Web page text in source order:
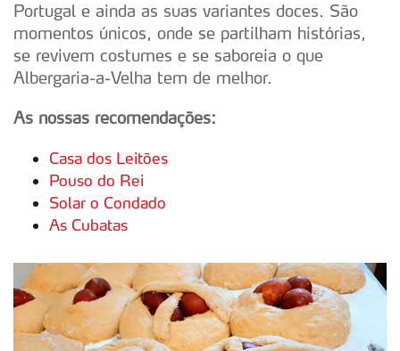
Portugal e ainda as suas variantes doces. São
momentos únicos, onde se partilham histórias,
se revivem costumes e se saboreia o que
Albergaria-a-Velha tem de melhor.
As nossas recomendações:
Casa dos Leitões
Pouso do Rei
Solar o Condado
As Cubatas